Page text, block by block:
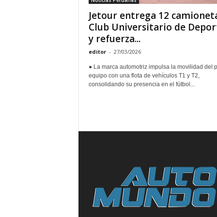
Jetour entrega 12
Club Universitario de
y refuerza...
editor - 27/03/2026
● La marca automotriz impulsa la movilidad del
equipo con una flota de vehículos T1 y T2,
consolidando su presencia en el fútbol...